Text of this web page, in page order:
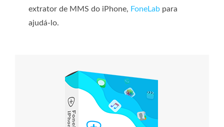
extrator de MMS do iPhone, FoneLab para
ajudá-lo.